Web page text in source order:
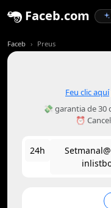
Faceb.com
Faceb Preus
Feu clic aquí
💸 garantia de 30
⏰
24h